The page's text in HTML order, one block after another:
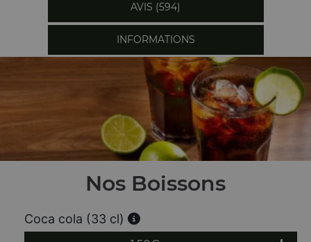
AVIS (594)
INFORMATIONS
Nos Boissons
Coca cola (33 cl)